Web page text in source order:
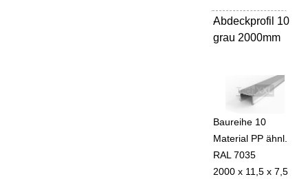
Abdeckprofil 10
grau 2000mm
-
Baureihe 10
Material PP ähnl.
RAL 7035
2000 x 11,5 x 7,5